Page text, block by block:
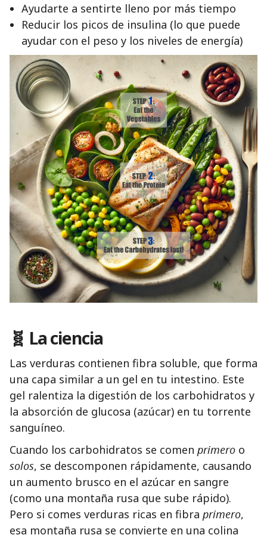
Ayudarte a sentirte lleno por más tiempo
Reducir los picos de insulina (lo que puede
ayudar con el peso y los niveles de energía)
🧬 La ciencia
Las verduras contienen fibra soluble, que forma
una capa similar a un gel en tu intestino. Este
gel ralentiza la digestión de los carbohidratos y
la absorción de glucosa (azúcar) en tu torrente
sanguíneo.
Cuando los carbohidratos se comen primero o
solos, se descomponen rápidamente, causando
un aumento brusco en el azúcar en sangre
(como una montaña rusa que sube rápido).
Pero si comes verduras ricas en fibra primero,
esa montaña rusa se convierte en una colina